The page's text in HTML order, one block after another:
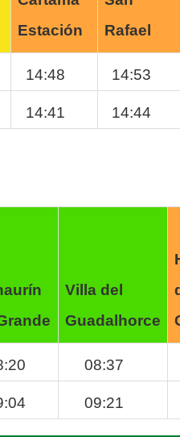
Estación
Rafael
14:48 14:53
14:41 14:44
Villa del
Guadalhorce
08:37
09:21